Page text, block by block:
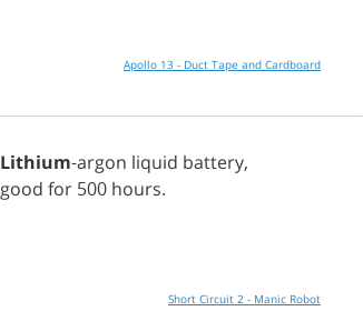
Apollo 13 - Duct Tape and Cardboard
Lithium-argon liquid battery,
good for 500 hours.
Short Circuit 2 - Manic Robot